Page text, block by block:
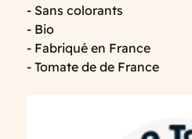
- Sans colorants
- Bio
- Fabriqué en France
- Tomate de de France